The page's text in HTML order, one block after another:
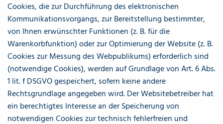
Cookies, die zur Durchführung des elektronischen
Kommunikationsvorgangs, zur Bereitstellung bestimmter,
von Ihnen erwünschter Funktionen (z. B. für die
Warenkorbfunktion) oder zur Optimierung der Website (z. B.
Cookies zur Messung des Webpublikums) erforderlich sind
(notwendige Cookies), werden auf Grundlage von Art. 6 Abs.
1 lit. f DSGVO gespeichert, sofern keine andere
Rechtsgrundlage angegeben wird. Der Websitebetreiber hat
ein berechtigtes Interesse an der Speicherung von
notwendigen Cookies zur technisch fehlerfreien und